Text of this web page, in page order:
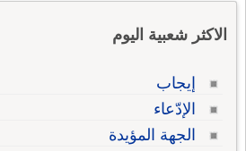
الاكثر شعبية اليوم
إيجاب
الإدّعاء
الجهة المؤيدة